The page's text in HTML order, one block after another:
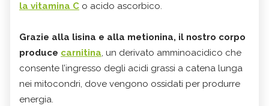
la vitamina C o acido ascorbico.
Grazie alla lisina e alla metionina, il nostro corpo
produce carnitina, un derivato amminoacidico che
consente l’ingresso degli acidi grassi a catena lunga
nei mitocondri, dove vengono ossidati per produrre
energia.